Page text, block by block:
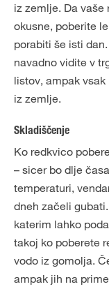
iz zemlje. Da
okusne, poberite
porabiti še isti
navadno vidite v
listov, ampak
iz zemlje.
Skladiščenje
Ko redkvico
– sicer bo dlje
temperaturi,
dneh začeli
katerim lahko
takoj ko poberete
vodo iz gomolja.
ampak jih na